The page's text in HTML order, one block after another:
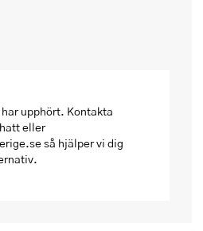
upphört. Kontakta
eller
så hjälper vi dig